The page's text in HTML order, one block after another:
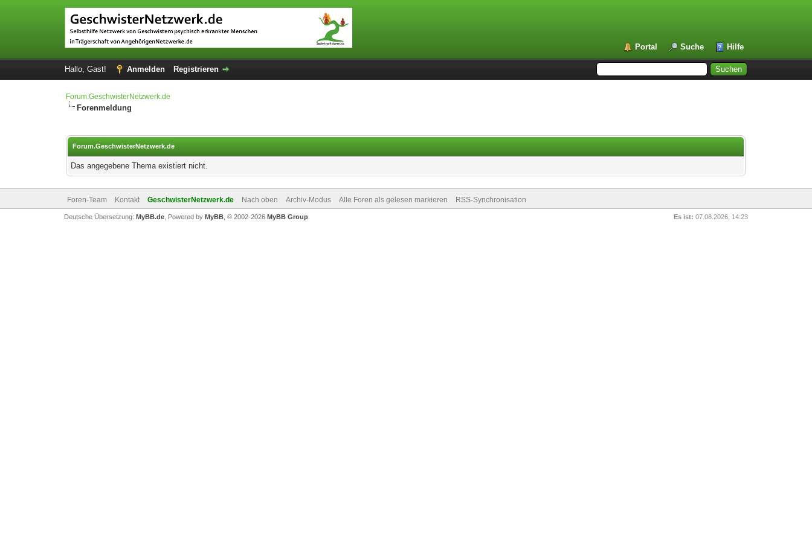
Portal Suche Hilfe
Hallo, Gast! Anmelden Registrieren
Forum.GeschwisterNetzwerk.de
Forenmeldung
Forum.GeschwisterNetzwerk.de
Das angegebene Thema existiert nicht.
Foren-Team Kontakt GeschwisterNetzwerk.de Nach oben Archiv-Modus Alle Foren als gelesen markieren RSS-Synchronisation
Es ist: 07.08.2026, 14:23
Deutsche Übersetzung: MyBB.de, Powered by MyBB, © 2002-2026 MyBB Group.